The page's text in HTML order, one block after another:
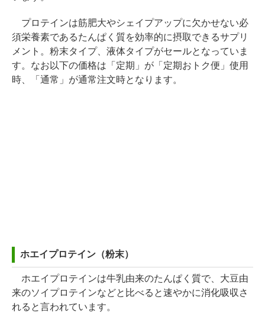
プロテインは筋肥大やシェイプアップに欠かせない必
須栄養素であるたんぱく質を効率的に摂取できるサプリ
メント。粉末タイプ、液体タイプがセールとなっていま
す。なお以下の価格は「定期」が「定期おトク便」使用
時、「通常」が通常注文時となります。
ホエイプロテイン（粉末）
ホエイプロテインは牛乳由来のたんぱく質で、大豆由
来のソイプロテインなどと比べると速やかに消化吸収さ
れると言われています。